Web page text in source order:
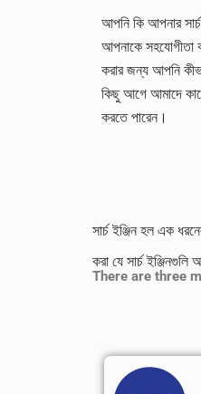
আপনি কি আপনার
আপনাকে সহযোগীতা
করার জন্য আপনি
কিছু আগে আমাদে
করতে পারেন।
সার্চ ইঞ্জিন হল এক
করা যে সার্চ
There are three